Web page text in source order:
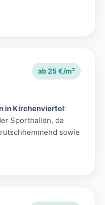
ab 25 €/m²
in Kirchenviertel:
Sporthallen, da
sowie